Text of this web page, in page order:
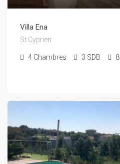
Villa Ena
St Cyprien
4 Chambres 3 SDB 8